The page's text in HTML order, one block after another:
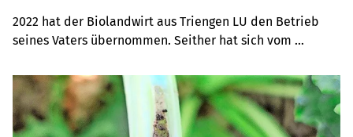
seinen Betrieb umbaute
2022 hat der Biolandwirt aus Triengen LU den Betrieb
seines Vaters übernommen. Seither hat sich vom
Landwirts: «Primitiv, einfach, gut.»